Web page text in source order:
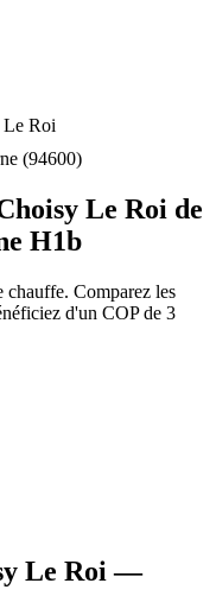
Roi
(94600)
Le Roi de
H1b
Comparez les
d'un COP de 3
Le Roi —